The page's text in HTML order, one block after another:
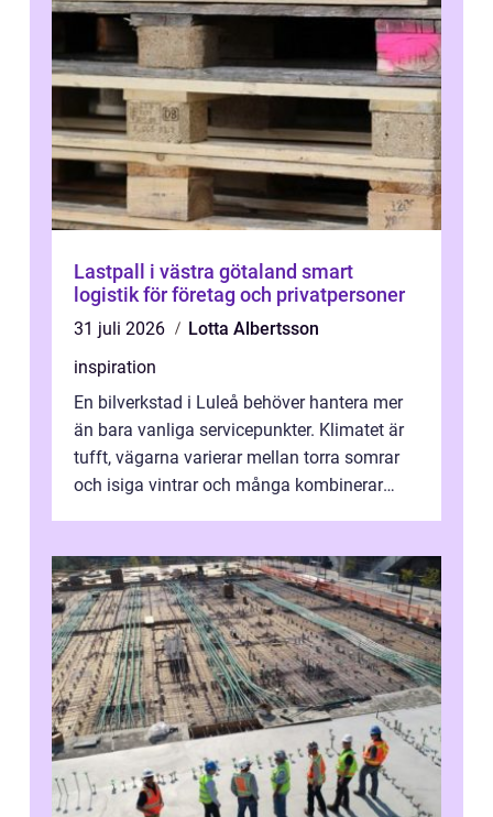
Lastpall i västra götaland smart
logistik för företag och privatpersoner
31 juli 2026
Lotta Albertsson
inspiration
En bilverkstad i Luleå behöver hantera mer
än bara vanliga servicepunkter. Klimatet är
tufft, vägarna varierar mellan torra somrar
och isiga vintrar och många kombinerar